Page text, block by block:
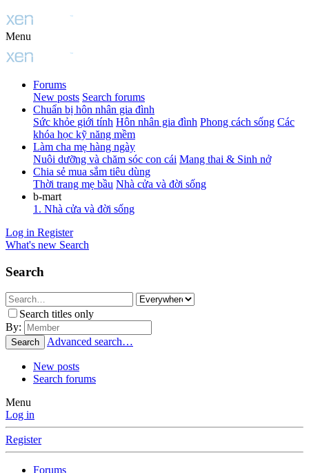
Menu
Forums
New posts Search forums
Chuẩn bị hôn nhân gia đình
Sức khỏe giới tính Hôn nhân gia đình Phong cách sống Các
khóa học kỹ năng mềm
Làm cha mẹ hàng ngày
Nuôi dưỡng và chăm sóc con cái Mang thai & Sinh nở
Chia sẻ mua sắm tiêu dùng
Thời trang mẹ bầu Nhà cửa và đời sống
b-mart
1. Nhà cửa và đời sống
Log in Register
What's new Search
Search
Search titles only
By:
Search Advanced search…
New posts
Search forums
Menu
Log in
Register
Forums